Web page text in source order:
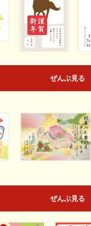
ぜんぶ見る
ぜんぶ見る